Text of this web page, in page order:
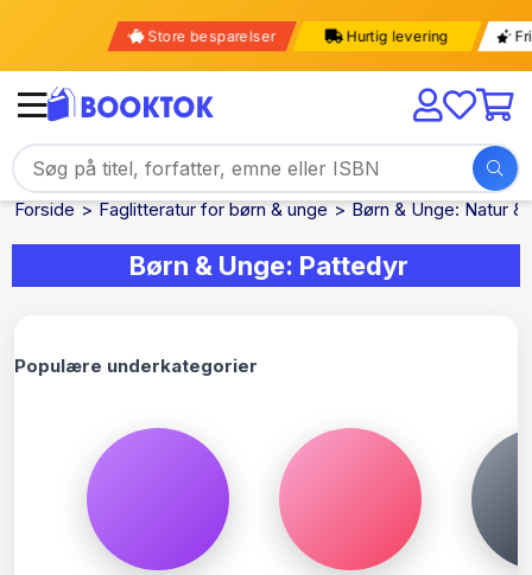
Store besparelser Hurtig levering
Forside Faglitteratur for børn & unge Børn & Unge: Natur &
Børn & Unge: Pattedyr
Populære underkategorier